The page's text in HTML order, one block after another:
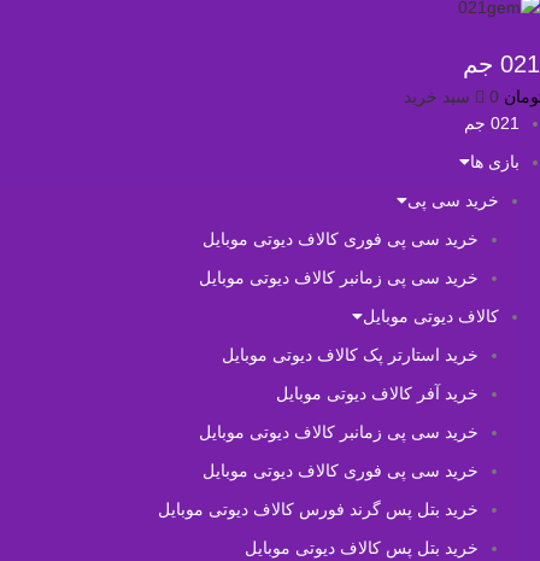
021 جم
0
سبد خرید
021 جم
بازی ها
خرید سی پی
خرید سی پی فوری کالاف دیوتی موبایل
خرید سی پی زمانبر کالاف دیوتی موبایل
کالاف دیوتی موبایل
خرید استارتر پک کالاف دیوتی موبایل
خرید آفر کالاف دیوتی موبایل
خرید سی پی زمانبر کالاف دیوتی موبایل
خرید سی پی فوری کالاف دیوتی موبایل
خرید بتل پس گرند فورس کالاف دیوتی موبایل
خرید بتل پس کالاف دیوتی موبایل